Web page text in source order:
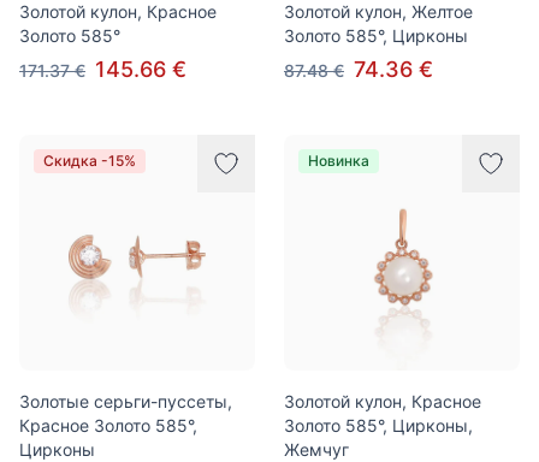
Золотой кулон, Красное
Золото 585°
171.37 € 145.66 €
Золотой кулон, Желтое
Золото 585°, Цирконы
87.48 € 74.36 €
Скидка -15%
Золотые серьги-пуссеты,
Красное Золото 585°,
Цирконы
Новинка
Золотой кулон, Красное
Золото 585°, Цирконы,
Жемчуг